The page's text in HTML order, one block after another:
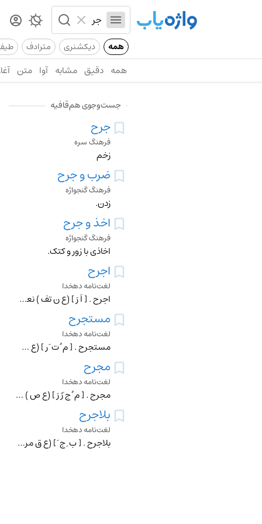
همه دیکشنری مترادف
همه دقیق مشابه آوا متن
جست‌وجوی هم‌قافیه
جرح
فرهنگ سره
زخم
ضرب و جرح
فرهنگ گنجواژه
زدن.
اخذ و جرح
فرهنگ گنجواژه
اخاذی با زور و کتک.
اجرح
لغت‌نامه دهخدا
اجرح . [ اَ رَ ] (ع ن تف ) نعت تفضیلی از جرح : و ما دول الایام نعمی و اَبؤساًبأجرَح فی الاقوام منه ولا اشوی .بحتری .
مستجرح
لغت‌نامه دهخدا
مستجرح . [ م ُ ت َ رِ ] (ع ص ) نعت فاعلی از مصدر استجراح . عیب و فساد بیرون آورنده . (آنندراج ). || خراب و فاسد و تباه . (ناظم الاطباء) (اقرب الموارد). رجوع به
مجرح
لغت‌نامه دهخدا
مجرح . [ م ُ ج َرْ رَ ] (ع ص ) شهادت ردکرده شده . (فرهنگ نظام ). || بسیار زخمی کرده شده . (فرهنگ نظام ). || (اِ) قسمی از نقش بریدگی بر کنار پارچه . (فرهنگ نظام
بلاجرح
لغت‌نامه دهخدا
بلاجرح . [ ب ِ ج َ ] (ع ق مرکب )(از: ب + لا (نفی ) + جرح ) بدون رد کردن . (غیاث اللغات ) (آنندراج ). بدون باطل کردن . و رجوع به جرح شود.